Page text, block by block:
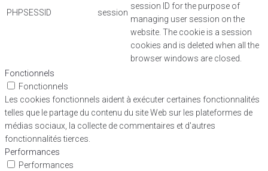
PHPSESSID session
session ID for the purpose of
managing user session on the
website. The cookie is a session
cookies and is deleted when all the
browser windows are closed.
Fonctionnels
Fonctionnels
Les cookies fonctionnels aident à exécuter certaines fonctionnalités
telles que le partage du contenu du site Web sur les plateformes de
médias sociaux, la collecte de commentaires et d'autres
fonctionnalités tierces.
Performances
Performances